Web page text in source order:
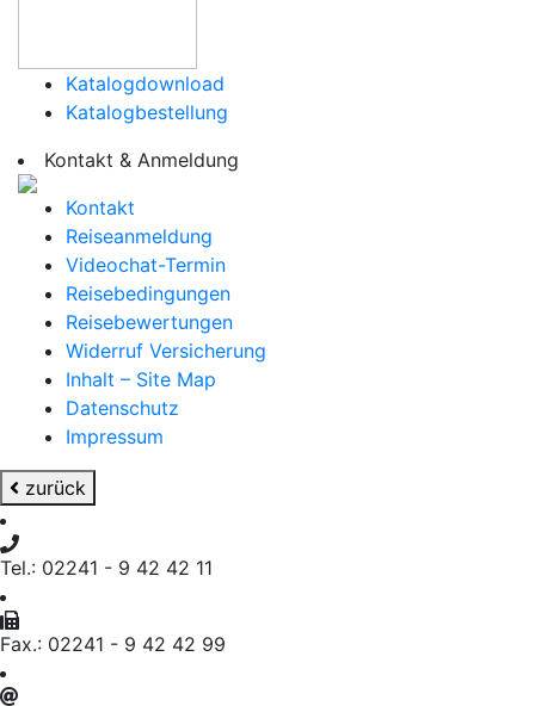
Katalogdownload
Katalogbestellung
Kontakt & Anmeldung
Kontakt
Reiseanmeldung
Videochat-Termin
Reisebedingungen
Reisebewertungen
Widerruf Versicherung
Inhalt – Site Map
Datenschutz
Impressum
zurück
Tel.: 02241 - 9 42 42 11
Fax.: 02241 - 9 42 42 99